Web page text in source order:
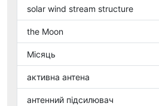
solar wind stream structure
the Moon
Місяць
активна антена
антенний підсилювач